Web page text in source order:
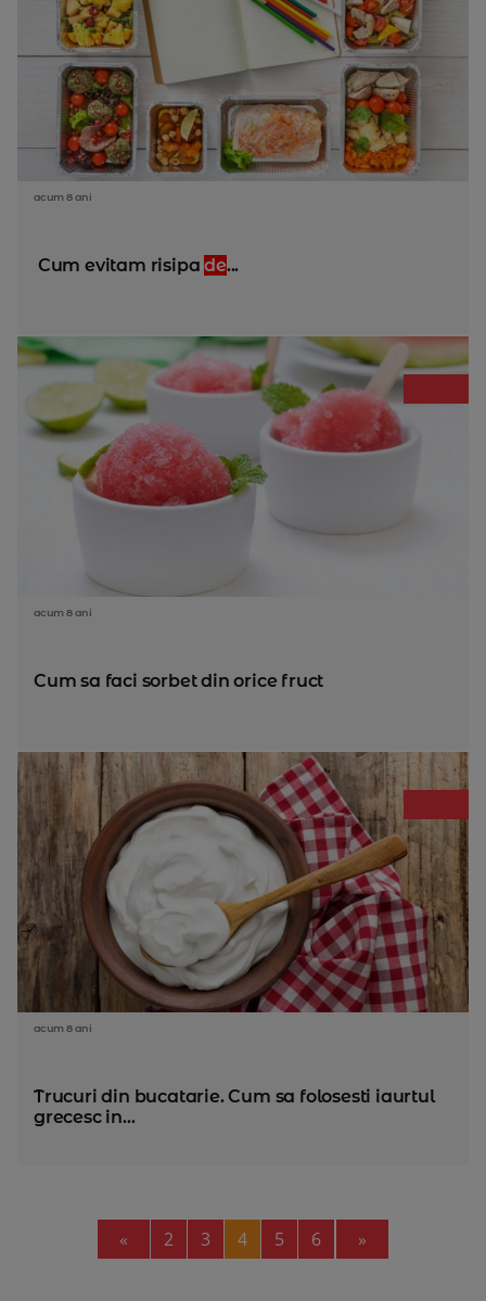
acum 8 ani
Cum evitam risipade...
acum 8 ani
Cum sa faci sorbet din orice fruct
acum 8 ani
Trucuri din bucatarie. Cum sa folosesti iaurtul
grecesc in...
« Previous
2 3 4 5 6 »